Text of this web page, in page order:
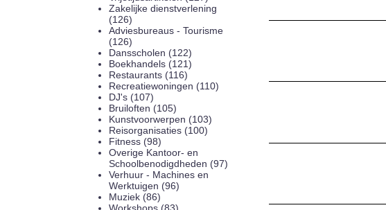
Zakelijke dienstverlening
(126)
Adviesbureaus - Tourisme
(126)
Dansscholen (122)
Boekhandels (121)
Restaurants (116)
Recreatiewoningen (110)
DJ's (107)
Bruiloften (105)
Kunstvoorwerpen (103)
Reisorganisaties (100)
Fitness (98)
Overige Kantoor- en
Schoolbenodigdheden (97)
Verhuur - Machines en
Werktuigen (96)
Muziek (86)